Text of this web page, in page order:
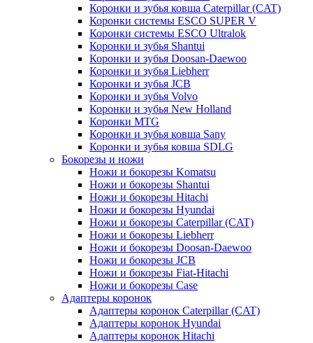
Коронки и зубья ковша Caterpillar (CAT)
Коронки системы ESCO SUPER V
Коронки системы ESCO Ultralok
Коронки и зубья Shantui
Коронки и зубья Doosan-Daewoo
Коронки и зубья Liebherr
Коронки и зубья JCB
Коронки и зубья Volvo
Коронки и зубья New Holland
Коронки MTG
Коронки и зубья ковша Sany
Коронки и зубья ковша SDLG
Бокорезы и ножи
Ножи и бокорезы Komatsu
Ножи и бокорезы Shantui
Ножи и бокорезы Hitachi
Ножи и бокорезы Hyundai
Ножи и бокорезы Caterpillar (CAT)
Ножи и бокорезы Liebherr
Ножи и бокорезы Doosan-Daewoo
Ножи и бокорезы JCB
Ножи и бокорезы Fiat-Hitachi
Ножи и бокорезы Case
Адаптеры коронок
Адаптеры коронок Caterpillar (CAT)
Адаптеры коронок Hyundai
Адаптеры коронок Hitachi